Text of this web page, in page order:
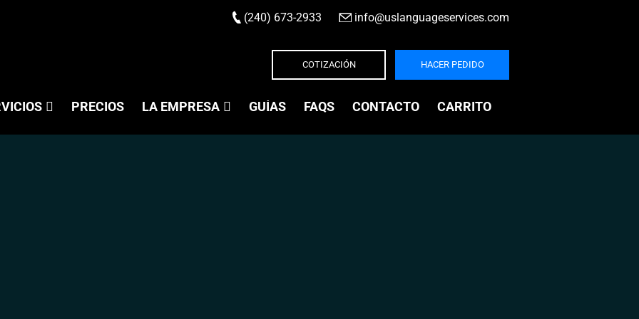
(240) 673-2933 info@uslanguageservices.com
COTIZACIÓN HACER PEDIDO
PRECIOS LA EMPRESA GUÍAS FAQS CONTACTO CARRITO